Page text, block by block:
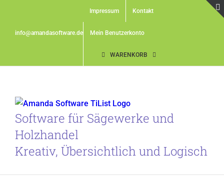
contentinfo@amandasoftware.de
Impressum Kontakt
Mein Benutzerkonto
WARENKORB
Software für Sägewerke und
Holzhandel
Kreativ, Übersichtlich und Logisch